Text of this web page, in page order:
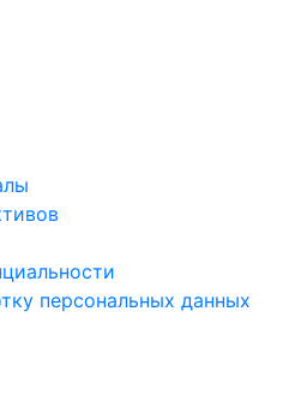
персональных данных